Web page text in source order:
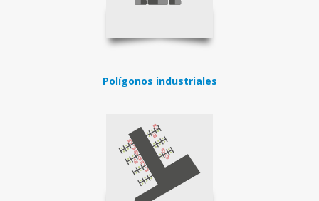
Polígonos industriales